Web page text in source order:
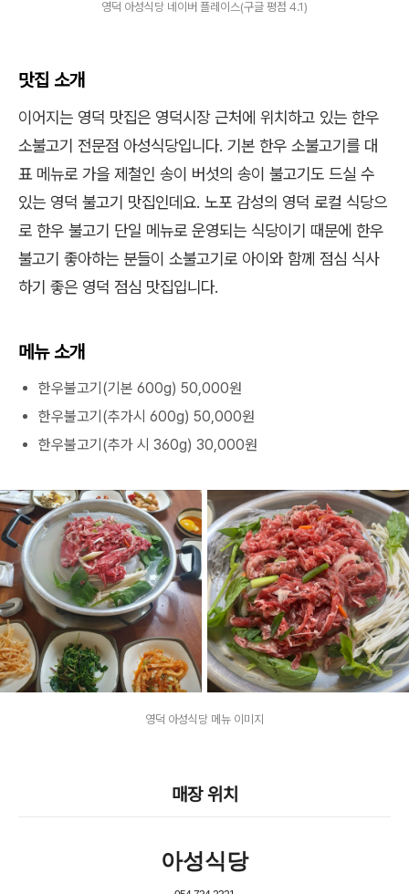
영덕 아성식당 네이버 플레이스(구글 평점 4.1)
맛집 소개
이어지는 영덕 맛집은 영덕시장 근처에 위치하고 있는 한우
소불고기 전문점 아성식당입니다. 기본 한우 소불고기를 대
표 메뉴로 가을 제철인 송이 버섯의 송이 불고기도 드실 수
있는 영덕 불고기 맛집인데요. 노포 감성의 영덕 로컬 식당으
로 한우 불고기 단일 메뉴로 운영되는 식당이기 때문에 한우
불고기 좋아하는 분들이 소불고기로 아이와 함께 점심 식사
하기 좋은 영덕 점심 맛집입니다.
메뉴 소개
한우불고기(기본 600g) 50,000원
한우불고기(추가시 600g) 50,000원
한우불고기(추가 시 360g) 30,000원
영덕 아성식당 메뉴 이미지
매장 위치